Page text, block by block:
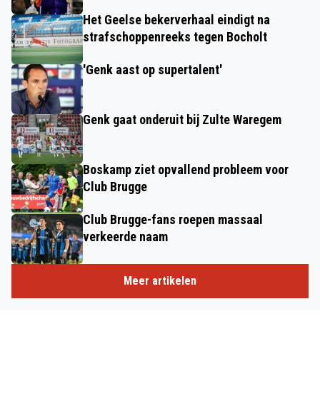
Het Geelse bekerverhaal eindigt na
strafschoppenreeks tegen Bocholt
'Genk aast op supertalent'
Genk gaat onderuit bij Zulte Waregem
Boskamp ziet opvallend probleem voor
Club Brugge
Club Brugge-fans roepen massaal
verkeerde naam
Meer artikelen